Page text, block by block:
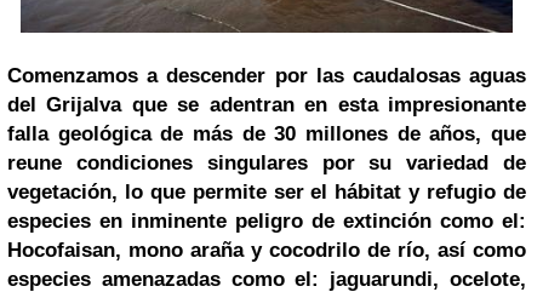
Comenzamos a descender por las caudalosas aguas
del Grijalva que se adentran en esta impresionante
falla geológica de más de 30 millones de años, que
reune condiciones singulares por su variedad de
vegetación, lo que permite ser el hábitat y refugio de
especies en inminente peligro de extinción como el:
Hocofaisan, mono araña y cocodrilo de río, así como
especies amenazadas como el: jaguarundi, ocelote,